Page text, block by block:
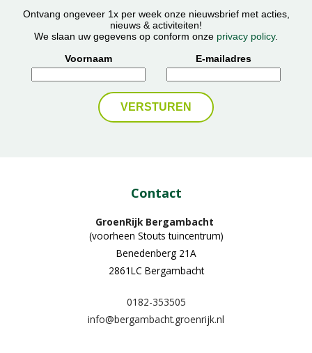
Ontvang ongeveer 1x per week onze nieuwsbrief met acties,
nieuws & activiteiten!
We slaan uw gegevens op conform onze privacy policy.
Voornaam
E-mailadres
Contact
GroenRijk Bergambacht
(voorheen Stouts tuincentrum)
Benedenberg 21A
2861LC Bergambacht
0182-353505
info@bergambacht.groenrijk.nl